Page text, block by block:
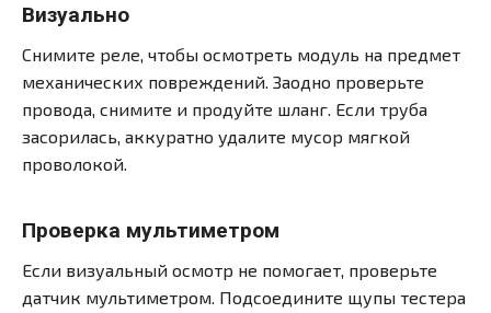
Визуально
Снимите реле, чтобы осмотреть модуль на предмет
механических повреждений. Заодно проверьте
провода, снимите и продуйте шланг. Если труба
засорилась, аккуратно удалите мусор мягкой
проволокой.
Проверка мультиметром
Если визуальный осмотр не помогает, проверьте
датчик мультиметром. Подсоедините щупы тестера